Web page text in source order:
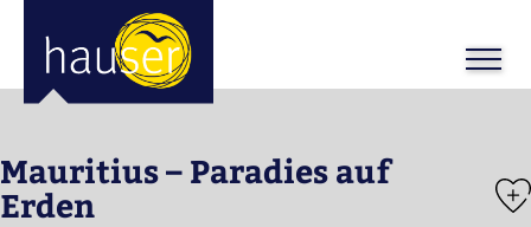
Mauritius – Paradies auf
Erden